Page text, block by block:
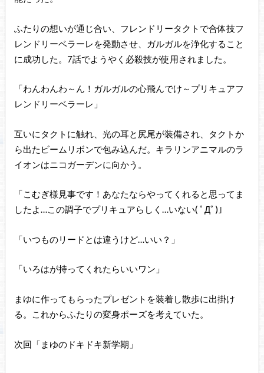
ふたりの想いが通じ合い、フレンドリータクトで合体技フ
レンドリーベラーレを発動させ、ガルガルを浄化すること
に成功した。7話でようやく必殺技が使用されました。
「わんわんわ～ん！ガルガルの心飛んでけ～プリキュアフ
レンドリーベラーレ」
互いにタクトに触れ、光の耳と尻尾が装備され、タクトか
ら出たビームリボンで包み込んだ。キラリンアニマルのラ
イオンはニコガーデンに向かう。
「こむぎ様見事です！あなたならやってくれると思ってま
したよ…この調子でプリキュアらしく…いない( ﾟДﾟ)」
「いつものリードとは違うけど…いい？」
「いろはが持ってくれたらいいワン」
まゆに作ってもらったプレゼントを装着し散歩に出掛け
る。これからふたりの変身ポーズを考えていた。
次回「まゆのドキドキ新学期」